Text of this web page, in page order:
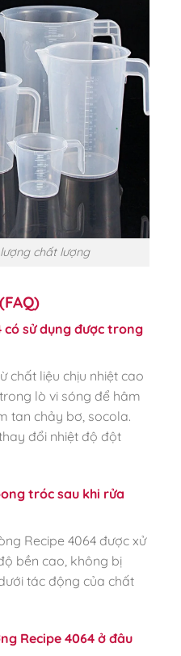
chất lượng
có sử dụng được trong
chất liệu chịu nhiệt cao
lò vi sóng để hâm
tan chảy bơ, socola.
đổi nhiệt độ đột
tróc sau khi rửa
Recipe 4064 được xử
bền cao, không bị
tác động của chất
Recipe 4064 ở đâu